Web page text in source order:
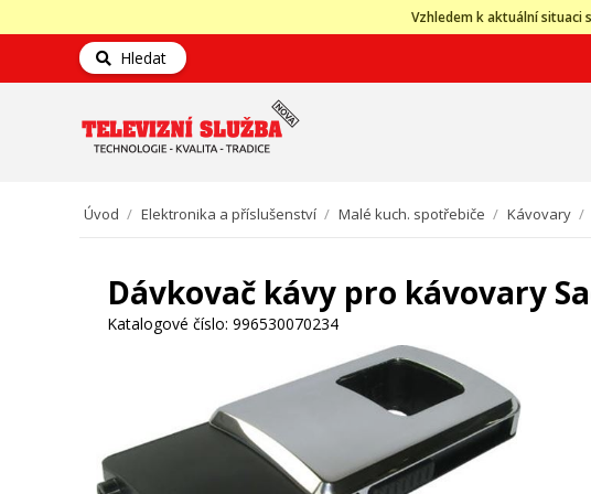
Vzhledem k aktuální situaci
Hledat
Úvod / Elektronika a příslušenství / Malé kuch. spotřebiče / Kávovary /
Dávkovač kávy pro kávovary
Katalogové číslo: 996530070234